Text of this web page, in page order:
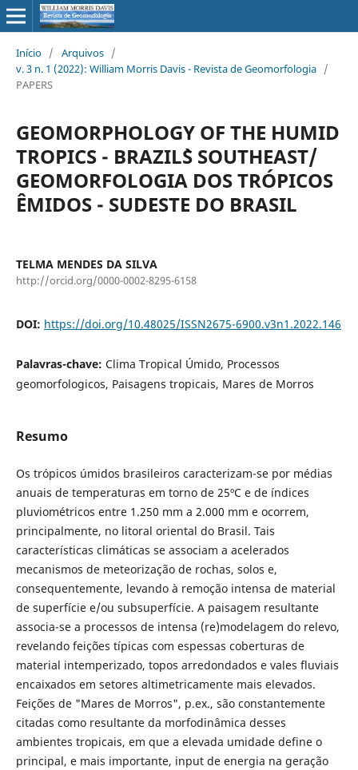
Início / Arquivos /
v. 3 n. 1 (2022): William Morris Davis - Revista de Geomorfologia /
PAPERS
GEOMORPHOLOGY OF THE HUMID
TROPICS - BRAZIL`S SOUTHEAST/
GEOMORFOLOGIA DOS TRÓPICOS
ÊMIDOS - SUDESTE DO BRASIL
TELMA MENDES DA SILVA
http://orcid.org/0000-0002-8295-6158
DOI: https://doi.org/10.48025/ISSN2675-6900.v3n1.2022.146
Palavras-chave: Clima Tropical Úmido, Processos
geomorfologicos, Paisagens tropicais, Mares de Morros
Resumo
Os trópicos úmidos brasileiros caracterizam-se por médias
anuais de temperaturas em torno de 25ºC e de índices
pluviométricos entre 1.250 mm a 2.000 mm e ocorrem,
principalmente, no litoral oriental do Brasil. Tais
características climáticas se associam a acelerados
mecanismos de meteorização de rochas, solos e,
consequentemente, levando à remoção intensa de material
de superfície e/ou subsuperfície. A paisagem resultante
associa-se a processos de intensa (re)modelagem do relevo,
revelando feições típicas com espessas coberturas de
material intemperizado, topos arredondados e vales fluviais
encaixados em setores altimetricamente mais elevados.
Feições de "Mares de Morros", p.ex., são constantemente
citadas como resultante da morfodinâmica desses
ambientes tropicais, em que a elevada umidade define o
principal, e mais importante, input de energia na geração